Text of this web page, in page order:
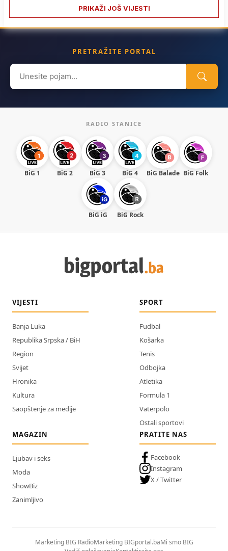
PRIKAŽI JOŠ VIJESTI
PRETRAŽITE PORTAL
Search
for:
RADIO STANICE
BiG 1 BiG 2 BiG 3 BiG 4 BiG Balade BiG Folk
BiG iG BiG Rock
VIJESTI
Banja Luka
Republika Srpska / BiH
Region
Svijet
Hronika
Kultura
Saopštenje za medije
SPORT
Fudbal
Košarka
Tenis
Odbojka
Atletika
Formula 1
Vaterpolo
Ostali sportovi
MAGAZIN
Ljubav i seks
Moda
ShowBiz
Zanimljivo
PRATITE NAS
Facebook
Instagram
X / Twitter
Marketing BIG RadioMarketing BIGportal.baMi smo BIG